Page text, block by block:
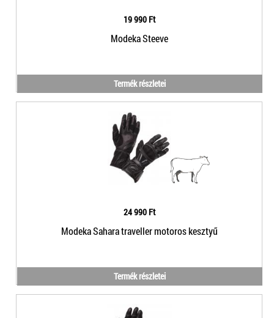
19 990 Ft
Modeka Steeve
Termék részletei
24 990 Ft
Modeka Sahara traveller motoros kesztyű
Termék részletei